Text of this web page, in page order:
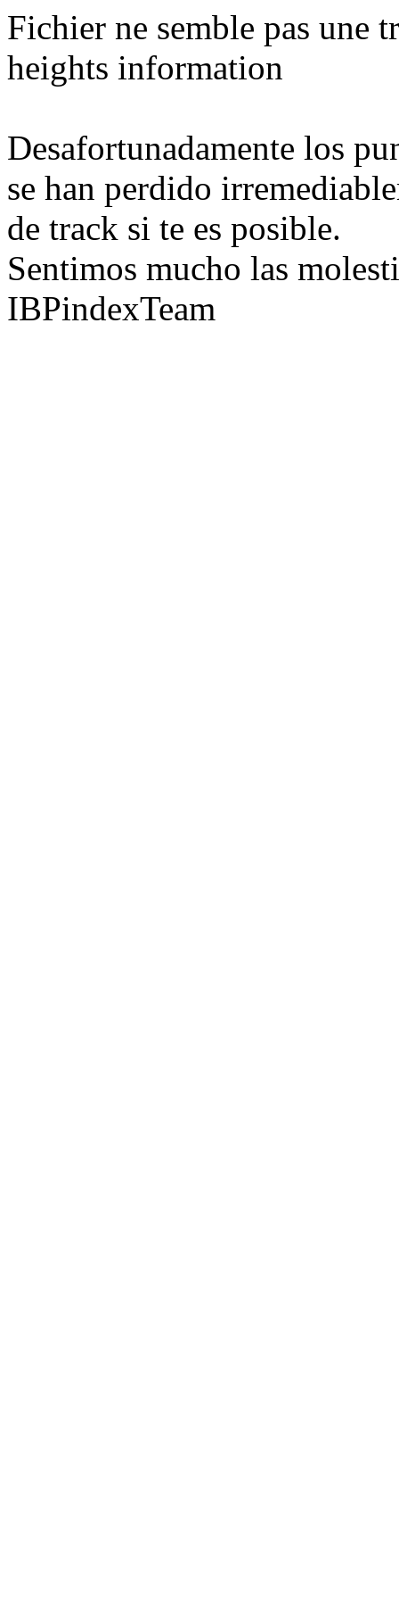
Fichier ne semble pas une
heights information
Desafortunadamente los
se han perdido
de track si te es posible.
Sentimos mucho las
IBPindexTeam